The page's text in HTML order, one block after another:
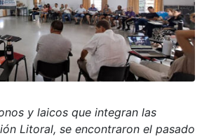
y laicos que integran las
Litoral, se encontraron el pasado